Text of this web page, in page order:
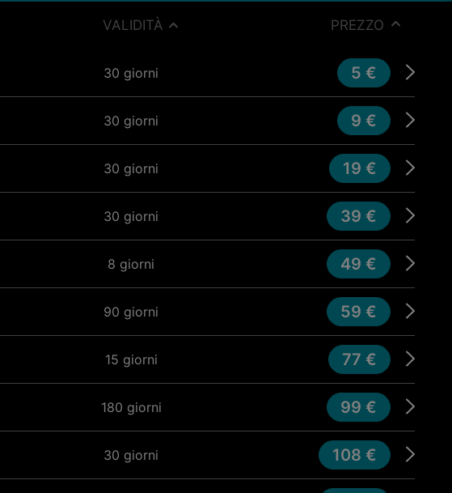
VALIDITÀ PREZZO
30 giorni 5 €
30 giorni 9 €
30 giorni 19 €
30 giorni 39 €
8 giorni 49 €
90 giorni 59 €
15 giorni 77 €
180 giorni 99 €
30 giorni 108 €